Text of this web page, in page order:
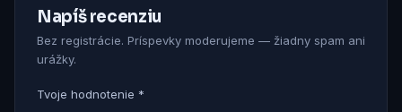
Napíš recenziu
Bez registrácie. Príspevky moderujeme — žiadny spam ani
urážky.
Tvoje hodnotenie *